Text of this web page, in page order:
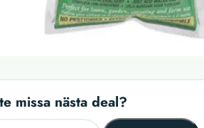
missa nästa deal?